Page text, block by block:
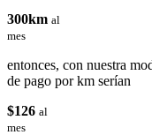
300km al
mes
entonces, con nuestra
de pago por km serían
$126 al
mes